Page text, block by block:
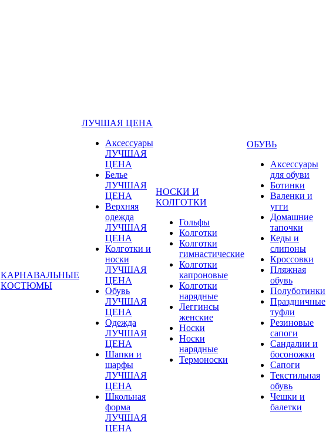
КАРНАВАЛЬНЫЕ
КОСТЮМЫ
ЛУЧШАЯ ЦЕНА
Аксессуары
ЛУЧШАЯ
ЦЕНА
Белье
ЛУЧШАЯ
ЦЕНА
Верхняя
одежда
ЛУЧШАЯ
ЦЕНА
Колготки и
носки
ЛУЧШАЯ
ЦЕНА
Обувь
ЛУЧШАЯ
ЦЕНА
Одежда
ЛУЧШАЯ
ЦЕНА
Шапки и
шарфы
ЛУЧШАЯ
ЦЕНА
Школьная
форма
ЛУЧШАЯ
ЦЕНА
НОСКИ И
КОЛГОТКИ
Гольфы
Колготки
Колготки
гимнастические
Колготки
капроновые
Колготки
нарядные
Леггинсы
женские
Носки
Носки
нарядные
Термоноски
ОБУВЬ
Аксессуары
для обуви
Ботинки
Валенки и
угги
Домашние
тапочки
Кеды и
слипоны
Кроссовки
Пляжная
обувь
Полуботинки
Праздничные
туфли
Резиновые
сапоги
Сандалии и
босоножки
Сапоги
Текстильная
обувь
Чешки и
балетки